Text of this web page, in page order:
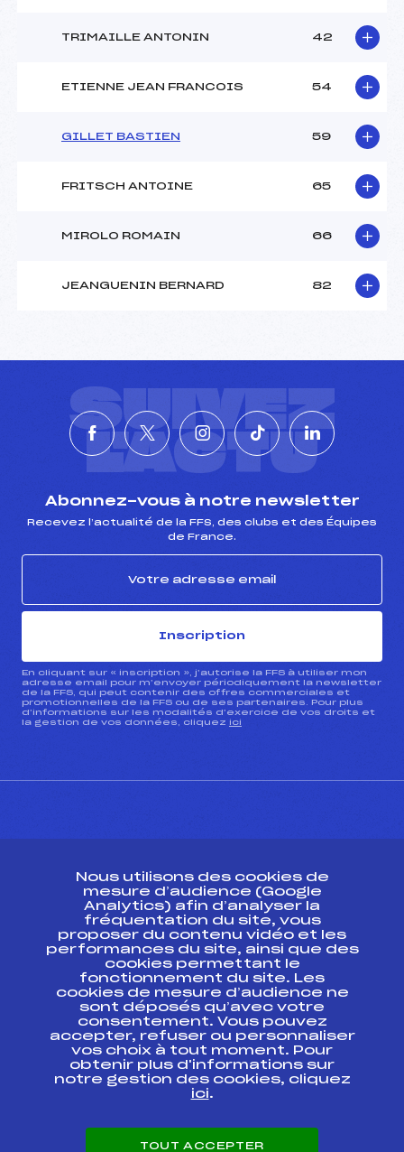
TRIMAILLE ANTONIN 42
ETIENNE JEAN FRANCOIS 54
GILLET BASTIEN 59
FRITSCH ANTOINE 65
MIROLO ROMAIN 66
JEANGUENIN BERNARD 82
SUIVEZ
L'ACTU
Abonnez-vous à notre newsletter
Recevez l’actualité de la FFS, des clubs et des Équipes
de France.
Inscription
En cliquant sur « inscription », j’autorise la FFS à utiliser mon
adresse email pour m’envoyer périodiquement la newsletter
de la FFS, qui peut contenir des offres commerciales et
promotionnelles de la FFS ou de ses partenaires. Pour plus
d’informations sur les modalités d’exercice de vos droits et
la gestion de vos données, cliquez ici
Ressources
Pass’Neige
Projet sportif fédéral
Projet de performance fédéral
Antidopage
Pôle Développement, Formation, Suivi
Scientifique
Listes ministérielles
Pôle vie de l’athlète
Enseignement professionnel
Nous utilisons des cookies de
mesure d’audience (Google
Analytics) afin d’analyser la
fréquentation du site, vous
proposer du contenu vidéo et les
performances du site, ainsi que des
cookies permettant le
fonctionnement du site. Les
cookies de mesure d’audience ne
sont déposés qu’avec votre
consentement. Vous pouvez
accepter, refuser ou personnaliser
vos choix à tout moment. Pour
obtenir plus d'informations sur
notre gestion des cookies, cliquez
ici.
TOUT ACCEPTER